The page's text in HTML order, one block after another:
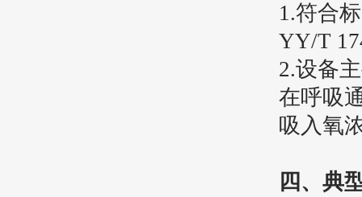
1.符合
YY/T
2.设备
在呼吸
吸入氧
四、 典